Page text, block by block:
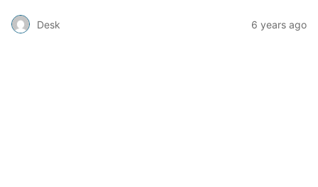
Desk 6 years ago